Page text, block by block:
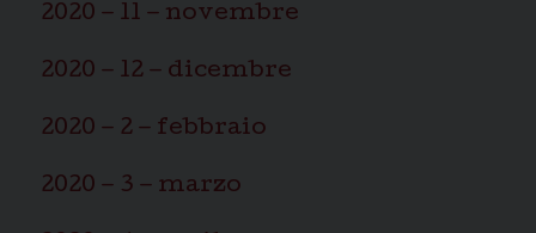
2020 – 11 – novembre
2020 – 12 – dicembre
2020 – 2 – febbraio
2020 – 3 – marzo